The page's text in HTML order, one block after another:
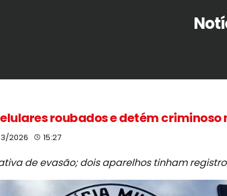
roubados e detém criminoso
2026 15:27
de evasão; dois aparelhos tinham